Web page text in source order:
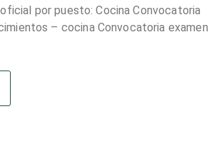
por puesto: Cocina Convocatoria
– cocina Convocatoria examen